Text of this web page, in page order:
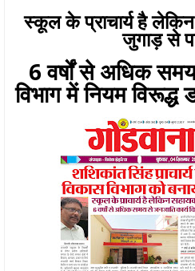
स्कूल के प्राचार्य है
जुगाड़ से
6 वर्षों से अधिक
विभाग में नियम